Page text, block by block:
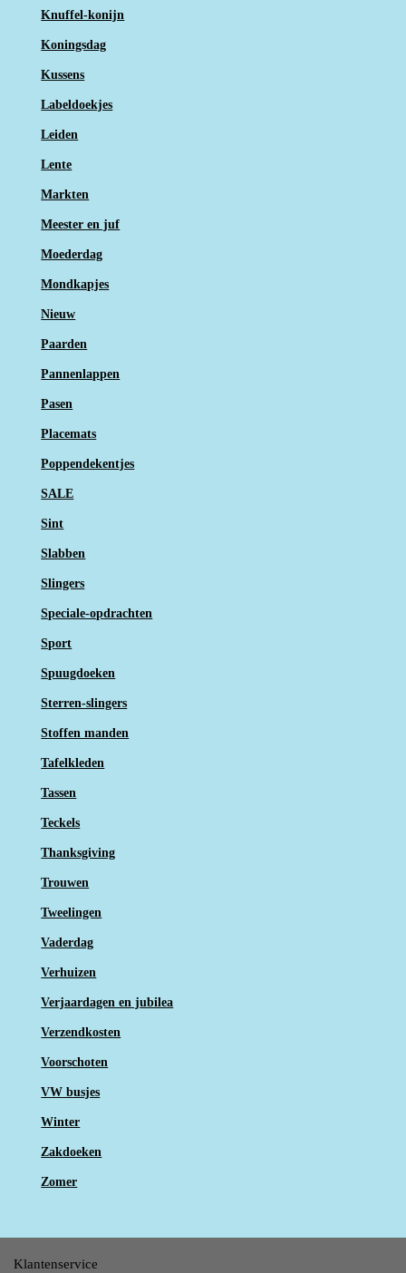
Knuffel-konijn
Koningsdag
Kussens
Labeldoekjes
Leiden
Lente
Markten
Meester en juf
Moederdag
Mondkapjes
Nieuw
Paarden
Pannenlappen
Pasen
Placemats
Poppendekentjes
SALE
Sint
Slabben
Slingers
Speciale-opdrachten
Sport
Spuugdoeken
Sterren-slingers
Stoffen manden
Tafelkleden
Tassen
Teckels
Thanksgiving
Trouwen
Tweelingen
Vaderdag
Verhuizen
Verjaardagen en jubilea
Verzendkosten
Voorschoten
VW busjes
Winter
Zakdoeken
Zomer
Klantenservice